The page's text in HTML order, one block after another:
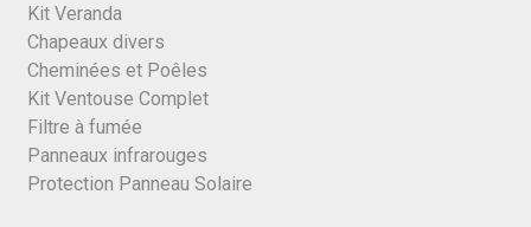
Kit Veranda
Chapeaux divers
Cheminées et Poêles
Kit Ventouse Complet
Filtre à fumée
Panneaux infrarouges
Protection Panneau Solaire